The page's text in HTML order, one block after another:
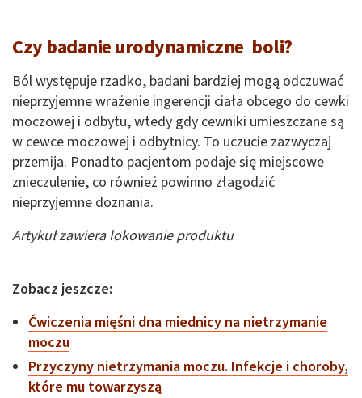
Czy badanie urodynamiczne boli?
Ból występuje rzadko, badani bardziej mogą odczuwać
nieprzyjemne wrażenie ingerencji ciała obcego do cewki
moczowej i odbytu, wtedy gdy cewniki umieszczane są
w cewce moczowej i odbytnicy. To uczucie zazwyczaj
przemija. Ponadto pacjentom podaje się miejscowe
znieczulenie, co również powinno złagodzić
nieprzyjemne doznania.
Artykuł zawiera lokowanie produktu
Zobacz jeszcze:
Ćwiczenia mięśni dna miednicy na nietrzymanie
moczu
Przyczyny nietrzymania moczu. Infekcje i choroby,
które mu towarzyszą